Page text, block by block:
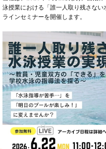
泳授業における「誰一人取り残さな
ラインセミナーを開催します。